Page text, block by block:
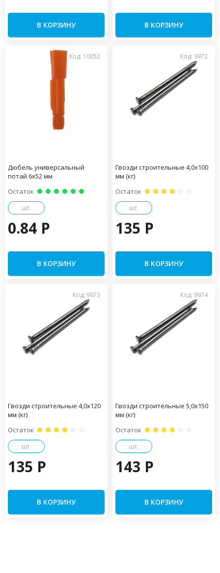
В КОРЗИНУ В КОРЗИНУ
Код: 10052
Дюбель универсальный
потай 6х52 мм
Остаток
шт.
0.84 P
В КОРЗИНУ
Код: 9972
Гвозди строительные 4,0х100
мм (кг)
Остаток
шт.
135 P
В КОРЗИНУ
Код: 9973
Гвозди строительные 4,0х120
мм (кг)
Остаток
шт.
135 P
В КОРЗИНУ
Код: 9974
Гвозди строительные 5,0х150
мм (кг)
Остаток
шт.
143 P
В КОРЗИНУ